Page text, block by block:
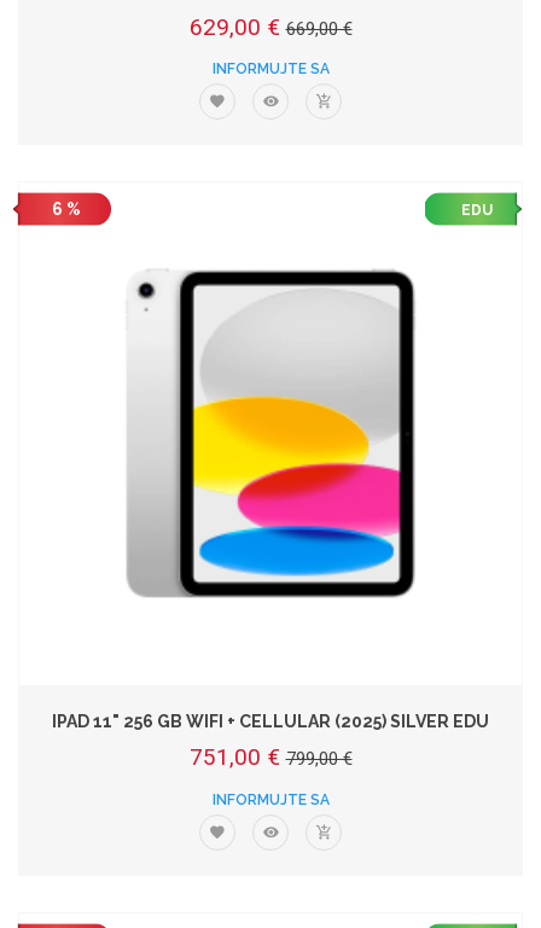
629,00 € 669,00 €
INFORMUJTE SA
6 % EDU
IPAD 11" 256 GB WIFI + CELLULAR (2025) SILVER EDU
751,00 € 799,00 €
INFORMUJTE SA